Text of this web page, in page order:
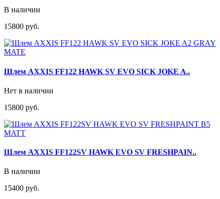
В наличии
15800 руб.
Шлем AXXIS FF122 HAWK SV EVO SICK JOKE A..
Нет в наличии
15800 руб.
Шлем AXXIS FF122SV HAWK EVO SV FRESHPAIN..
В наличии
15400 руб.